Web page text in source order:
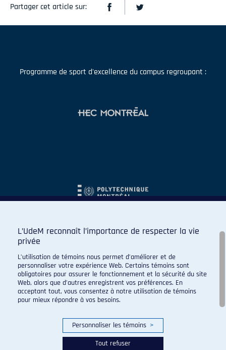
Partager cet article sur:
Programme de sport d'excellence du campus regroupant :
L’UdeM reconnaît l’importance de respecter la vie
privée
L’utilisation de témoins nous permet d’améliorer et de
personnaliser votre expérience Web. Certains témoins sont
obligatoires pour assurer le fonctionnement et la sécurité du site
Web, alors que d’autres enregistrent vos préférences. En
acceptant tout, vous consentez à notre utilisation de témoins
pour mieux répondre à vos besoins.
Personnaliser les témoins >
Tout refuser